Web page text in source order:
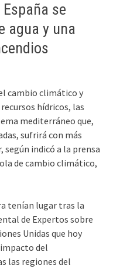
se
agua y una
cambio climático y
hídricos, las
mediterráneo que,
sufrirá con más
según indicó a la prensa
de cambio climático,
tenían lugar tras la
de Expertos sobre
Unidas que hoy
del
las regiones del